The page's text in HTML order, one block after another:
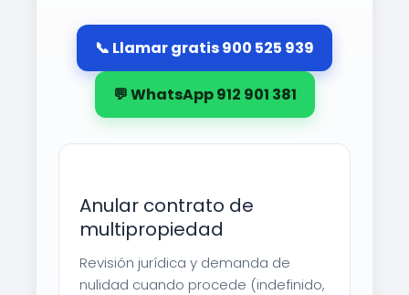
📞 Llamar gratis 900 525 939
💬 WhatsApp 912 901 381
Anular contrato de
multipropiedad
Revisión jurídica y demanda de
nulidad cuando procede (indefinido,